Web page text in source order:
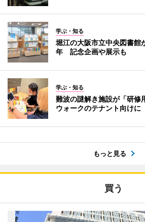
学ぶ・知る
堀江の大阪市立中央図書館
年 記念企画や展示も
学ぶ・知る
難波の謎解き施設が「研
ウォークのテナント向けに
もっと見る
買う